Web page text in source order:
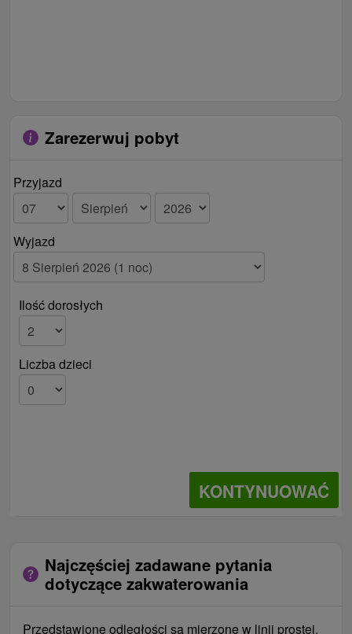
Zarezerwuj pobyt
Przyjazd
Wyjazd
Ilość dorosłych
Liczba dzieci
KONTYNUOWAĆ
Najczęściej zadawane pytania
dotyczące zakwaterowania
Przedstawione odległości są mierzone w linii prostej,